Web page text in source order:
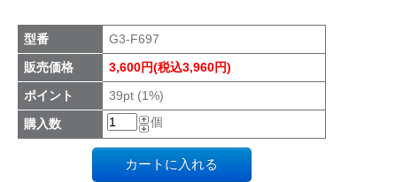
型番
G3-F697
販売価格
3,600円(税込3,960円)
ポイント
39pt (1%)
購入数
個